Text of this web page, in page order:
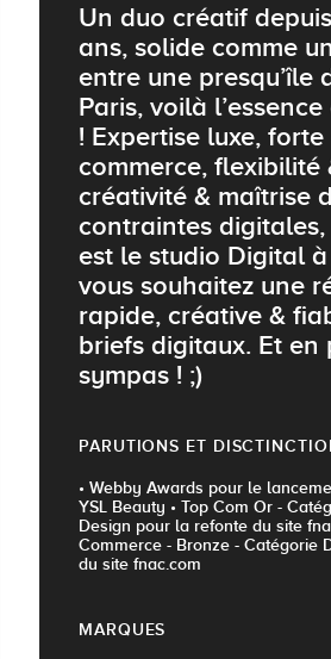
Un duo créatif
ans, solide comme
entre une presqu’île
Paris, voilà
! Expertise luxe,
commerce, flexibilité
créativité & maîtrise
contraintes digitales,
est le studio Digital
vous souhaitez une
rapide, créative &
briefs digitaux. Et en
sympas ! ;)
PARUTIONS ET
• Webby Awards pour le
YSL Beauty • Top Com Or -
Design pour la refonte du site
Commerce - Bronze - Catégorie
du site fnac.com
MARQUES